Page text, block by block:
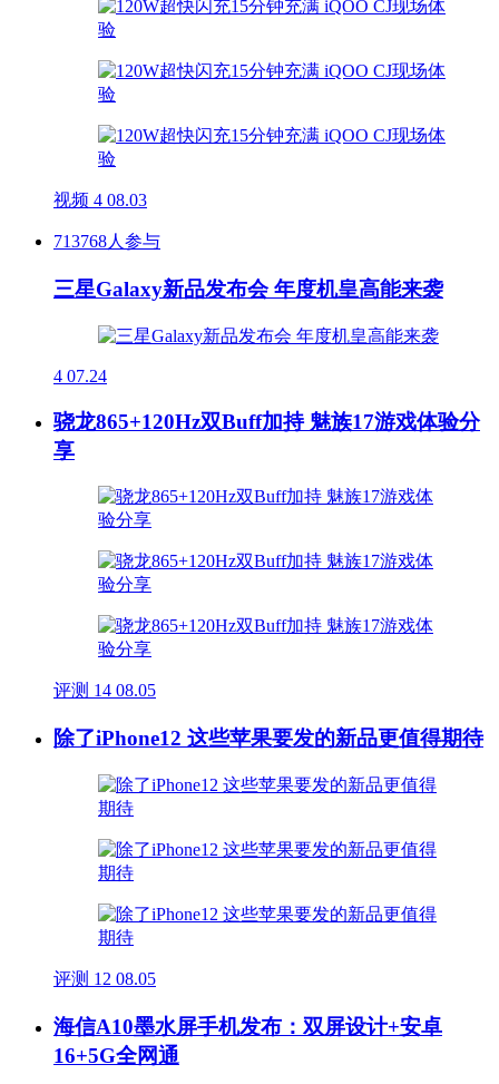
视频 4 08.03
713768人参与
三星Galaxy新品发布会 年度机皇高能来袭
4 07.24
骁龙865+120Hz双Buff加持 魅族17游戏体验分
享
评测 14 08.05
除了iPhone12 这些苹果要发的新品更值得期待
评测 12 08.05
海信A10墨水屏手机发布：双屏设计+安卓
16+5G全网通